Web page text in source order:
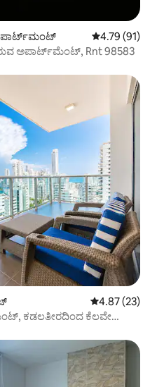
ಅಪಾರ್ಟ್‌ಮಂಟ್ 5 ರಲ್ಲಿ 4.79
4.79 (91)
ಅಪಾರ್ಟ್‌ಮೆಂಟ್, Rnt 98583
5 ರಲ್ಲಿ 4.87
4.87 (23)
ಕಡಲತೀರದಿಂದ ಕೆಲವೇ